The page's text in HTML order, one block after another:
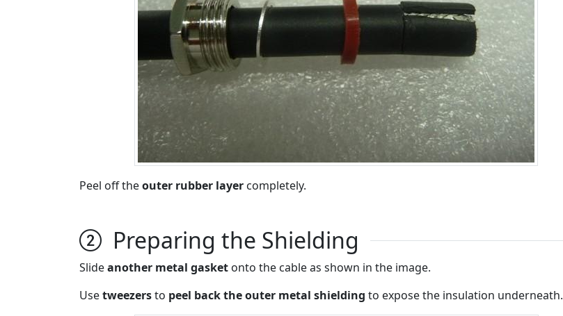
Peel off theouter rubber layer completely.
Preparing the Shielding
Slideanother metal gasket onto the cable as shown in the image.
Usetweezersto peel back the outer metal shielding to expose the insulation underneath.